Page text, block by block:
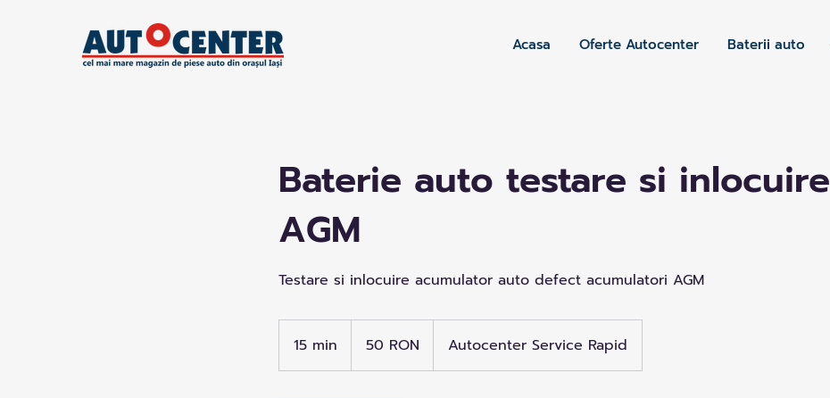
Acasa Oferte Autocenter Baterii auto
Baterie auto testare si inlocuire
AGM
Testare si inlocuire acumulator auto defect acumulatori AGM
15 min
5
50 RON Autocenter Service Rapid